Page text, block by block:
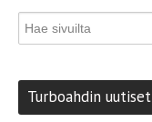
Turboahdin uutiset